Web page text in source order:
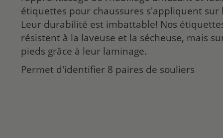
étiquettes pour chaussures s'appliquent sur
Leur durabilité est imbattable! Nos
résistent à la laveuse et la sécheuse, mais
pieds grâce à leur laminage.
Permet d'identifier 8 paires de souliers